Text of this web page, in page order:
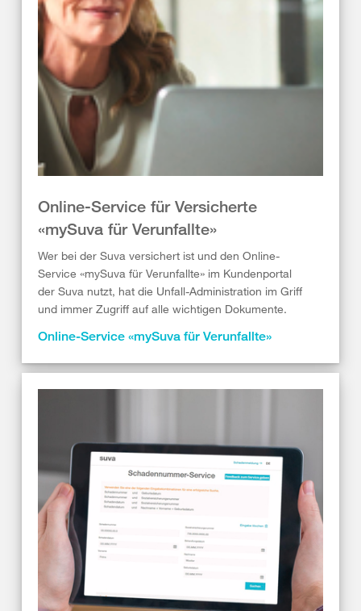
Online-Service für Versicherte
«mySuva für Verunfallte»
Wer bei der Suva versichert ist und den Online-
Service «mySuva für Verunfallte» im Kundenportal
der Suva nutzt, hat die Unfall-Administration im Griff
und immer Zugriff auf alle wichtigen Dokumente.
Online-Service «mySuva für Verunfallte»